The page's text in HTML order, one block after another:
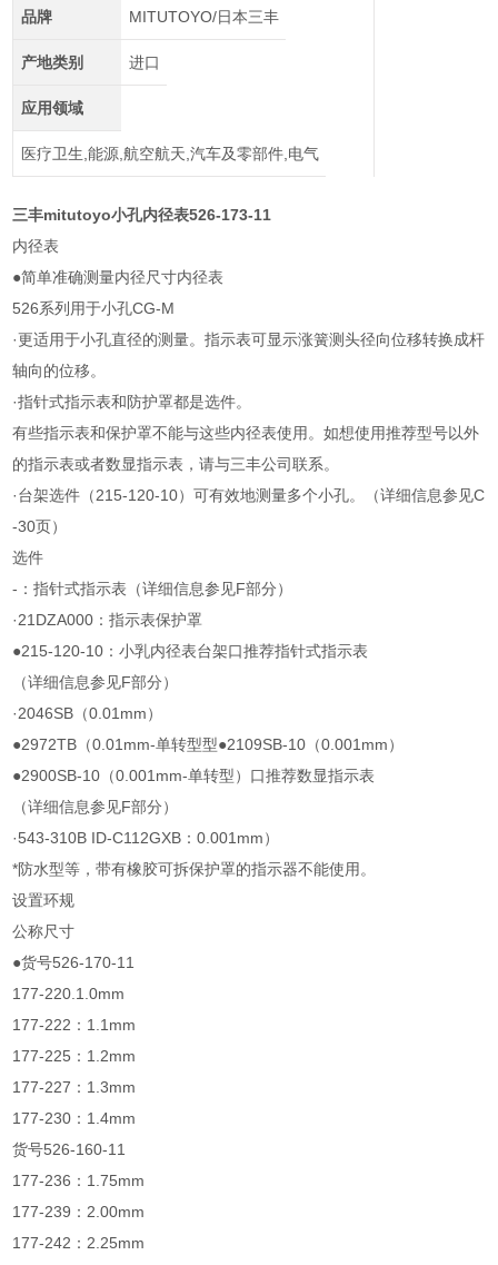
品牌 MITUTOYO/日本三丰
产地类别 进口
应用领域
医疗卫生,能源,航空航天,汽车及零部件,电气
三丰mitutoyo小孔内径表526-173-11
内径表
●简单准确测量内径尺寸内径表
526系列用于小孔CG-M
·更适用于小孔直径的测量。指示表可显示涨簧测头径向位移转换成杆
轴向的位移。
·指针式指示表和防护罩都是选件。
有些指示表和保护罩不能与这些内径表使用。如想使用推荐型号以外
的指示表或者数显指示表，请与三丰公司联系。
·台架选件（215-120-10）可有效地测量多个小孔。（详细信息参见C
-30页）
选件
-：指针式指示表（详细信息参见F部分）
·21DZA000：指示表保护罩
●215-120-10：小乳内径表台架口推荐指针式指示表
（详细信息参见F部分）
·2046SB（0.01mm）
●2972TB（0.01mm-单转型型●2109SB-10（0.001mm）
●2900SB-10（0.001mm-单转型）口推荐数显指示表
（详细信息参见F部分）
·543-310B ID-C112GXB：0.001mm）
*防水型等，带有橡胶可拆保护罩的指示器不能使用。
设置环规
公称尺寸
●货号526-170-11
177-220.1.0mm
177-222：1.1mm
177-225：1.2mm
177-227：1.3mm
177-230：1.4mm
货号526-160-11
177-236：1.75mm
177-239：2.00mm
177-242：2.25mm